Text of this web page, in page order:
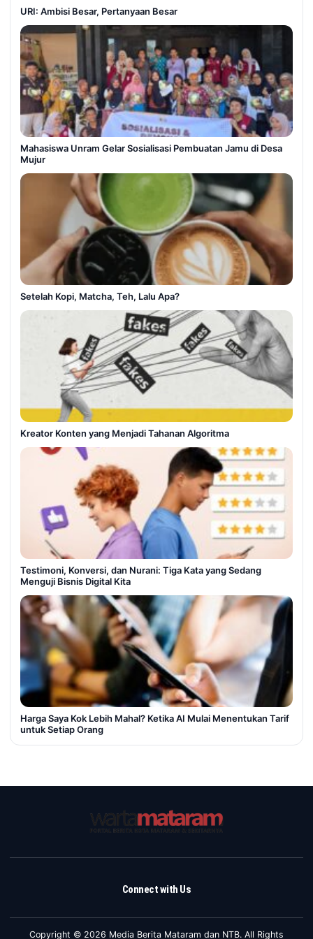
URI: Ambisi Besar, Pertanyaan Besar
Mahasiswa Unram Gelar Sosialisasi Pembuatan Jamu di Desa
Mujur
Setelah Kopi, Matcha, Teh, Lalu Apa?
Kreator Konten yang Menjadi Tahanan Algoritma
Testimoni, Konversi, dan Nurani: Tiga Kata yang Sedang
Menguji Bisnis Digital Kita
Harga Saya Kok Lebih Mahal? Ketika AI Mulai Menentukan Tarif
untuk Setiap Orang
Connect with Us
Copyright © 2026 Media Berita Mataram dan NTB. All Rights